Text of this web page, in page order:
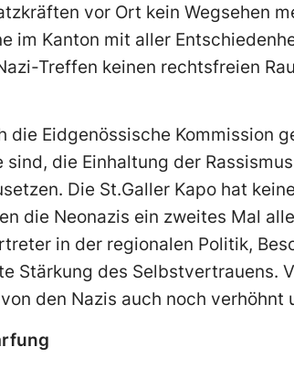
vor Ort kein Wegsehen
im Kanton mit aller
Treffen keinen rechtsfreien
die Eidgenössische Kommission
sind, die Einhaltung der
Die St.Galler Kapo hat
die Neonazis ein zweites Mal
in der regionalen Politik,
Stärkung des Selbstvertrauens.
den Nazis auch noch